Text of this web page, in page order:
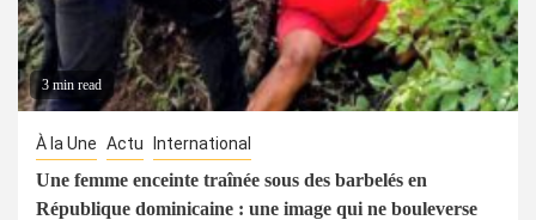
3 min read
À la Une Actu International
Une femme enceinte traînée sous des barbelés en
République dominicaine : une image qui ne bouleverse